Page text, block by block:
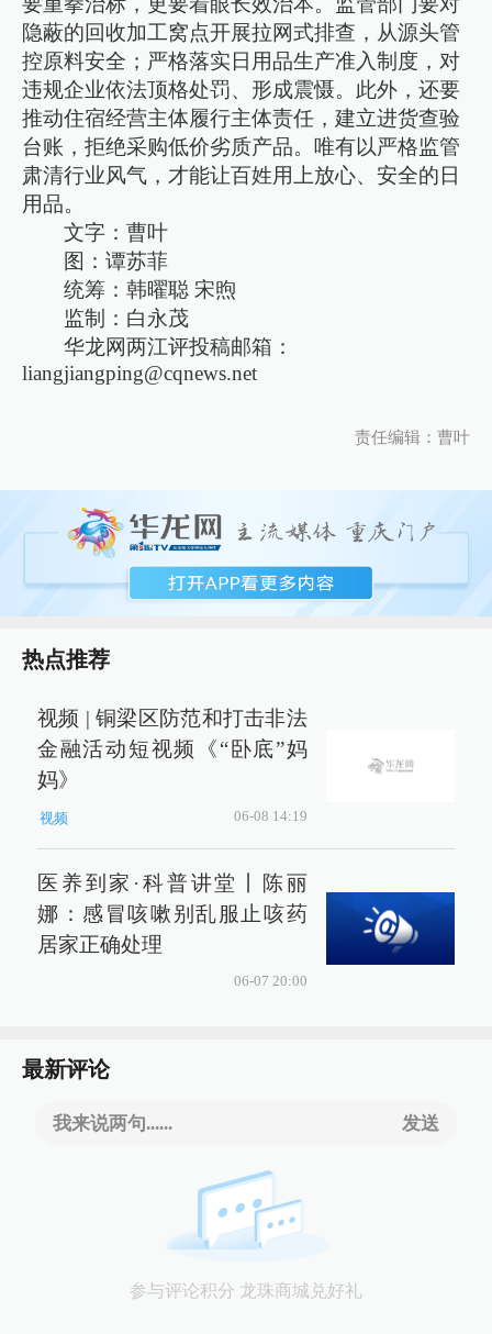
隐蔽的回收加工窝点开展拉网式排查，从源头管
控原料安全；严格落实日用品生产准入制度，对
违规企业依法顶格处罚、形成震慑。此外，还要
推动住宿经营主体履行主体责任，建立进货查验
台账，拒绝采购低价劣质产品。唯有以严格监管
肃清行业风气，才能让百姓用上放心、安全的日
用品。
文字：曹叶
图：谭苏菲
统筹：韩曜聪 宋煦
监制：白永茂
华龙网两江评投稿邮箱：
liangjiangping@cqnews.net
责任编辑：曹叶
热点推荐
视频 | 铜梁区防范和打击非法
金融活动短视频《“卧底”妈
妈》
视频 06-08 14:19
医养到家·科普讲堂丨陈丽
娜：感冒咳嗽别乱服止咳药
居家正确处理
06-07 20:00
最新评论
我来说两句...... 发送
参与评论积分 龙珠商城兑好礼